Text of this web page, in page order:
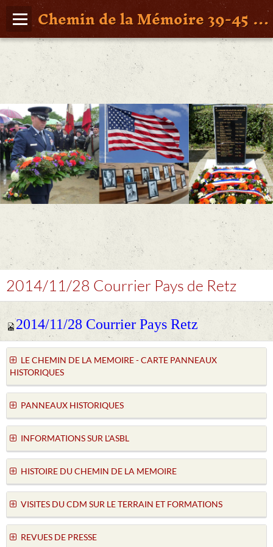
Chemin de la Mémoire 39-45 en Pays de Retz
Page d'accueil
Agenda
Album Photos
Vidéos
Poche St Nazaire
Contact
FAITS DE GUERRE
Figures Marquantes
2014/11/28 Courrier Pays de Retz
2014/11/28 Courrier Pays Retz
LE CHEMIN DE LA MEMOIRE - CARTE PANNEAUX
HISTORIQUES
PANNEAUX HISTORIQUES
INFORMATIONS SUR L'ASBL
HISTOIRE DU CHEMIN DE LA MEMOIRE
VISITES DU CDM SUR LE TERRAIN ET FORMATIONS
REVUES DE PRESSE